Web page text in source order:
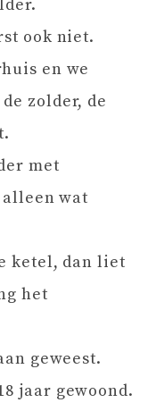
ook niet.
en we
zolder, de
met
wat
ketel, dan liet
het
geweest.
jaar gewoond.